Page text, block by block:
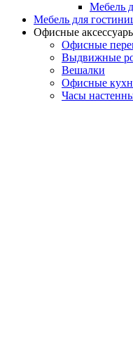
Мебель
Мебель для
Офисные
Офисные
Выдвижные
Вешалки
Офисные
Часы